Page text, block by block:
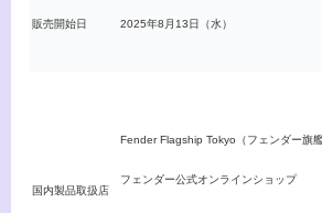
販売開始日 2025年8月13日（水）
国内製品取扱店
Fender Flagship Tokyo（フェンダー旗艦
フェンダー公式オンラインショップ